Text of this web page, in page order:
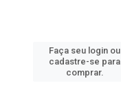
Faça seu login ou
cadastre-se para
comprar.